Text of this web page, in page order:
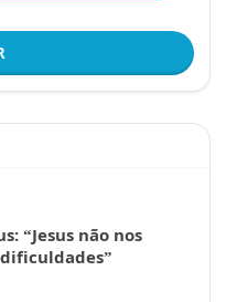
“Jesus não nos